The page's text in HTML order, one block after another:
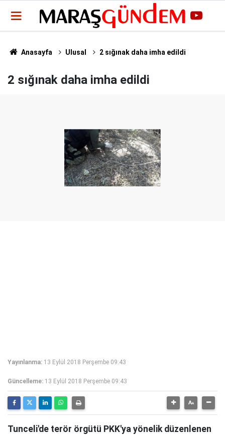
Anasayfa Ulusal 2 sığınak daha imha edildi
2 sığınak daha imha edildi
Yayınlanma: 13 Eylül 2018 Perşembe 09:43
Güncelleme: 13 Eylül 2018 Perşembe 09:43
Tunceli'de terör örgütü PKK'ya yönelik düzenlenen